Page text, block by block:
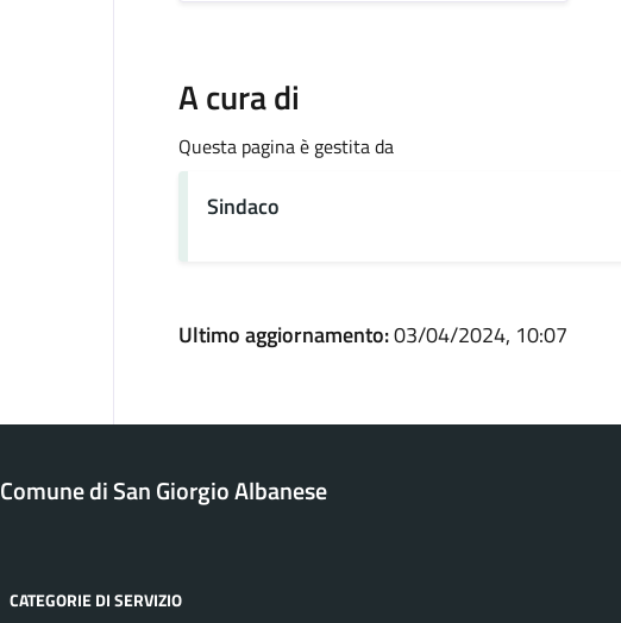
A cura di
Questa pagina è gestita da
Sindaco
Ultimo aggiornamento:03/04/2024, 10:07
Comune di San Giorgio Albanese
CATEGORIE DI SERVIZIO